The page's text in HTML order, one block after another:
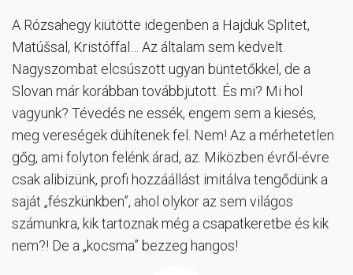
A Rózsahegy kiütötte idegenben a Hajduk Splitet,
Matúšsal, Kristóffal… Az általam sem kedvelt
Nagyszombat elcsúszott ugyan büntetőkkel, de a
Slovan már korábban továbbjutott. És mi? Mi hol
vagyunk? Tévedés ne essék, engem sem a kiesés,
meg vereségek dühítenek fel. Nem! Az a mérhetetlen
gőg, ami folyton felénk árad, az. Miközben évről-évre
csak alibizünk, profi hozzáállást imitálva tengődünk a
saját „fészkünkben”, ahol olykor az sem világos
számunkra, kik tartoznak még a csapatkeretbe és kik
nem?! De a „kocsma” bezzeg hangos!